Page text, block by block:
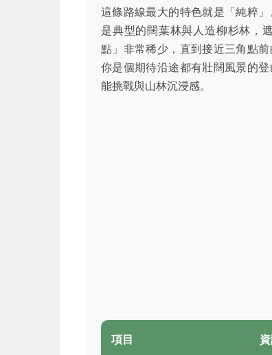
這條路線最大的特色就是「純粹
是典型的闊葉林與人造柳杉林，
點」非常稀少，直到接近三角點
你是個期待沿途都有壯闊風景的
能挑戰與山林沉浸感。
項目